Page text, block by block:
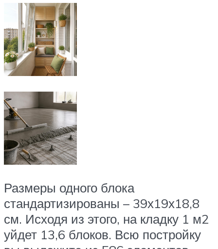
Размеры одного блока
стандартизированы – 39х19х18,8
см. Исходя из этого, на кладку 1 м2
уйдет 13,6 блоков. Всю постройку